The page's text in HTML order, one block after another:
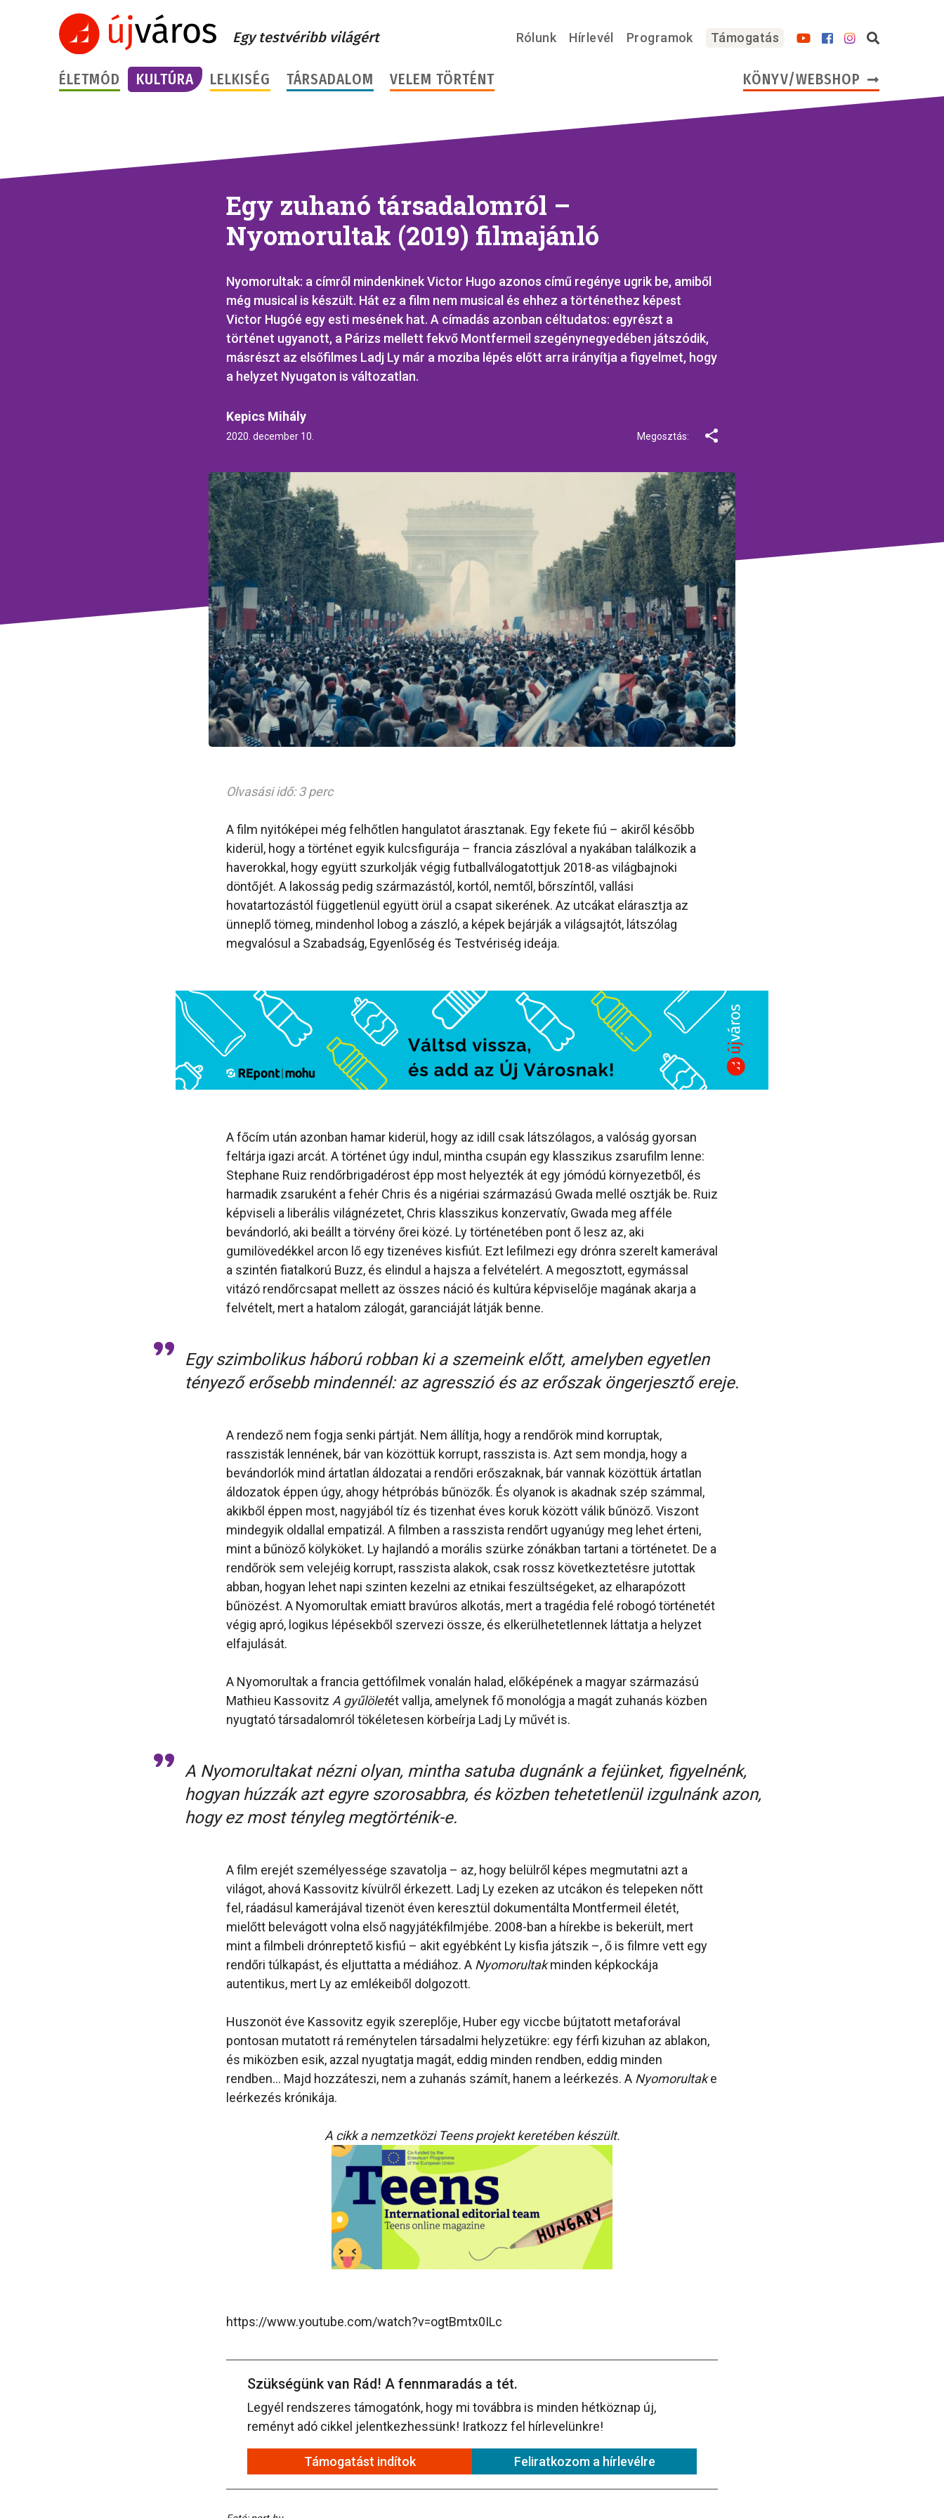
Egy testvéribb világért Rólunk Hírlevél Programok Támogatás
ÉLETMÓD KULTÚRA LELKISÉG TÁRSADALOM VELEM TÖRTÉNT KÖNYV/WEBSHOP
Egy zuhanó társadalomról –
Nyomorultak (2019) filmajánló
Nyomorultak: a címről mindenkinek Victor Hugo azonos című regénye ugrik be, amiből
még musical is készült. Hát ez a film nem musical és ehhez a történethez képest
Victor Hugóé egy esti mesének hat. A címadás azonban céltudatos: egyrészt a
történet ugyanott, a Párizs mellett fekvő Montfermeil szegénynegyedében játszódik,
másrészt az elsőfilmes Ladj Ly már a moziba lépés előtt arra irányítja a figyelmet, hogy
a helyzet Nyugaton is változatlan.
Kepics Mihály
2020. december 10. Megosztás:
Olvasási idő: 3 perc
A film nyitóképei még felhőtlen hangulatot árasztanak. Egy fekete fiú – akiről később
kiderül, hogy a történet egyik kulcsfigurája – francia zászlóval a nyakában találkozik a
haverokkal, hogy együtt szurkolják végig futballválogatottjuk 2018-as világbajnoki
döntőjét. A lakosság pedig származástól, kortól, nemtől, bőrszíntől, vallási
hovatartozástól függetlenül együtt örül a csapat sikerének. Az utcákat elárasztja az
ünneplő tömeg, mindenhol lobog a zászló, a képek bejárják a világsajtót, látszólag
megvalósul a Szabadság, Egyenlőség és Testvériség ideája.
A főcím után azonban hamar kiderül, hogy az idill csak látszólagos, a valóság gyorsan
feltárja igazi arcát. A történet úgy indul, mintha csupán egy klasszikus zsarufilm lenne:
Stephane Ruiz rendőrbrigadérost épp most helyezték át egy jómódú környezetből, és
harmadik zsaruként a fehér Chris és a nigériai származású Gwada mellé osztják be. Ruiz
képviseli a liberális világnézetet, Chris klasszikus konzervatív, Gwada meg afféle
bevándorló, aki beállt a törvény őrei közé. Ly történetében pont ő lesz az, aki
gumilövedékkel arcon lő egy tizenéves kisfiút. Ezt lefilmezi egy drónra szerelt kamerával
a szintén fiatalkorú Buzz, és elindul a hajsza a felvételért. A megosztott, egymással
vitázó rendőrcsapat mellett az összes náció és kultúra képviselője magának akarja a
felvételt, mert a hatalom zálogát, garanciáját látják benne.
Egy szimbolikus háború robban ki a szemeink előtt, amelyben egyetlen
tényező erősebb mindennél: az agresszió és az erőszak öngerjesztő ereje.
A rendező nem fogja senki pártját. Nem állítja, hogy a rendőrök mind korruptak,
rasszisták lennének, bár van közöttük korrupt, rasszista is. Azt sem mondja, hogy a
bevándorlók mind ártatlan áldozatai a rendőri erőszaknak, bár vannak közöttük ártatlan
áldozatok éppen úgy, ahogy hétpróbás bűnözők. És olyanok is akadnak szép számmal,
akikből éppen most, nagyjából tíz és tizenhat éves koruk között válik bűnöző. Viszont
mindegyik oldallal empatizál. A filmben a rasszista rendőrt ugyanúgy meg lehet érteni,
mint a bűnöző kölyköket. Ly hajlandó a morális szürke zónákban tartani a történetet. De a
rendőrök sem velejéig korrupt, rasszista alakok, csak rossz következtetésre jutottak
abban, hogyan lehet napi szinten kezelni az etnikai feszültségeket, az elharapózott
bűnözést. A Nyomorultak emiatt bravúros alkotás, mert a tragédia felé robogó történetét
végig apró, logikus lépésekből szervezi össze, és elkerülhetetlennek láttatja a helyzet
elfajulását.
A Nyomorultak a francia gettófilmek vonalán halad, előképének a magyar származású
Mathieu Kassovitz A gyűlöletét vallja, amelynek fő monológja a magát zuhanás közben
nyugtató társadalomról tökéletesen körbeírja Ladj Ly művét is.
A Nyomorultakat nézni olyan, mintha satuba dugnánk a fejünket, figyelnénk,
hogyan húzzák azt egyre szorosabbra, és közben tehetetlenül izgulnánk azon,
hogy ez most tényleg megtörténik-e.
A film erejét személyessége szavatolja – az, hogy belülről képes megmutatni azt a
világot, ahová Kassovitz kívülről érkezett. Ladj Ly ezeken az utcákon és telepeken nőtt
fel, ráadásul kamerájával tizenöt éven keresztül dokumentálta Montfermeil életét,
mielőtt belevágott volna első nagyjátékfilmjébe. 2008-ban a hírekbe is bekerült, mert
mint a filmbeli drónreptető kisfiú – akit egyébként Ly kisfia játszik –, ő is filmre vett egy
rendőri túlkapást, és eljuttatta a médiához. A Nyomorultakminden képkockája
autentikus, mert Ly az emlékeiből dolgozott.
Huszonöt éve Kassovitz egyik szereplője, Huber egy viccbe bújtatott metaforával
pontosan mutatott rá reménytelen társadalmi helyzetükre: egy férfi kizuhan az ablakon,
és miközben esik, azzal nyugtatja magát, eddig minden rendben, eddig minden
rendben… Majd hozzáteszi, nem a zuhanás számít, hanem a leérkezés. A Nyomorultake
leérkezés krónikája.
A cikk a nemzetközi Teens projekt keretében készült.
https://www.youtube.com/watch?v=ogtBmtx0ILc
Szükségünk van Rád! A fennmaradás a tét.
Legyél rendszeres támogatónk, hogy mi továbbra is minden hétköznap új,
reményt adó cikkel jelentkezhessünk! Iratkozz fel hírlevelünkre!
Támogatást indítok Feliratkozom a hírlevélre